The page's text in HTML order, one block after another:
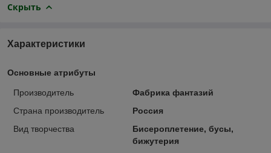
Скрыть
Характеристики
Основные атрибуты
Производитель
Фабрика фантазий
Страна производитель
Россия
Вид творчества
Бисероплетение, бусы,
бижутерия